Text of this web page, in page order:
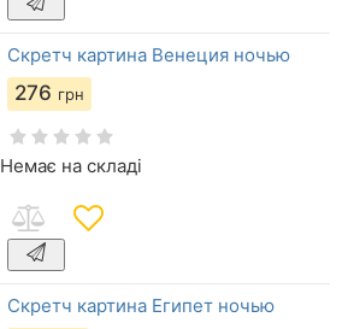
Скретч картина Венеция ночью
276 грн
Немає на складі
Скретч картина Египет ночью